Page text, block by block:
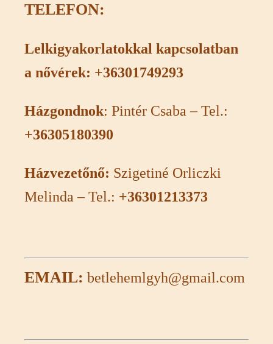
TELEFON:
Lelkigyakorlatokkal kapcsolatban
a nővérek: +36301749293
Házgondnok: Pintér Csaba – Tel.:
+36305180390
Házvezetőnő: Szigetiné Orliczki
Melinda – Tel.: +36301213373
EMAIL: betlehemlgyh@gmail.com